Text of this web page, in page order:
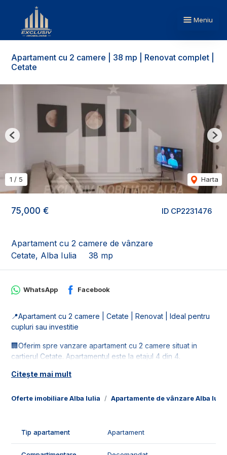
Meniu
Apartament cu 2 camere | 38 mp | Renovat complet |
Cetate
ID CP2231476
75,000 €
Apartament cu 2 camere de vânzare
Cetate, Alba Iulia
38 mp
1 / 5 Harta
Previous
Oferte imobiliare Alba Iulia Apartamente de vânzare Alba Iulia
WhatsApp Facebook
📍Apartament cu 2 camere | Cetate | Renovat | Ideal pentru
cupluri sau investitie
🏢Oferim spre vanzare apartament cu 2 camere situat in
cartierul Cetate. Apartamentul este la etajul 4 din 4.
📐Locuinta este in suprafata utila de 38 mp, fiind compus din:
- 1 dormitor;
✅Facilitatile si caracteristicile apartamentului:
Citește mai mult
Tip apartament Apartament